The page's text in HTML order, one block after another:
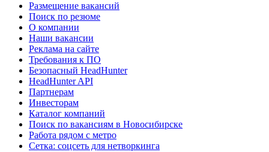
Размещение вакансий
Поиск по резюме
О компании
Наши вакансии
Реклама на сайте
Требования к ПО
Безопасный HeadHunter
HeadHunter API
Партнерам
Инвесторам
Каталог компаний
Поиск по вакансиям в Новосибирске
Работа рядом с метро
Сетка: соцсеть для нетворкинга